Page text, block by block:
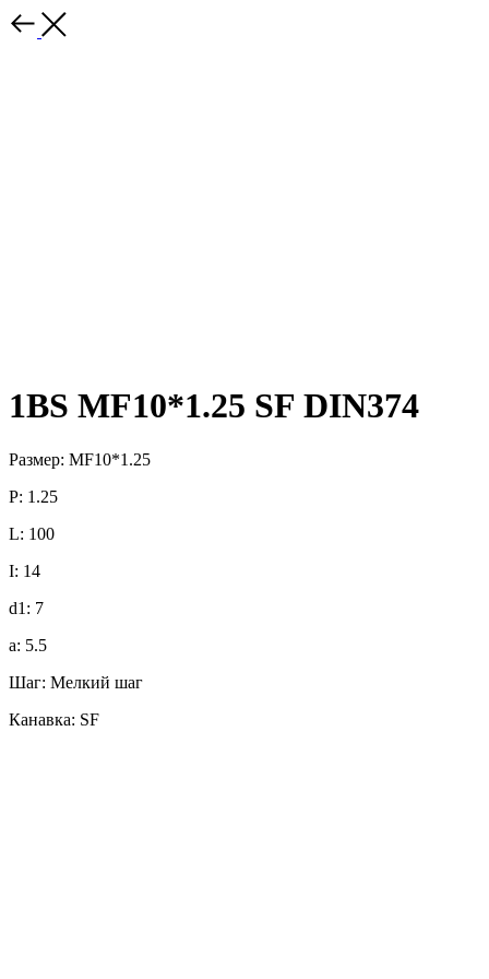
1BS MF10*1.25 SF DIN374
Размер: MF10*1.25
P: 1.25
L: 100
I: 14
d1: 7
a: 5.5
Шаг: Мелкий шаг
Канавка: SF